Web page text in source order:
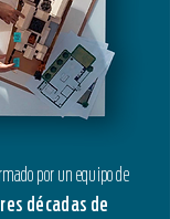
por un equipo de
décadas de